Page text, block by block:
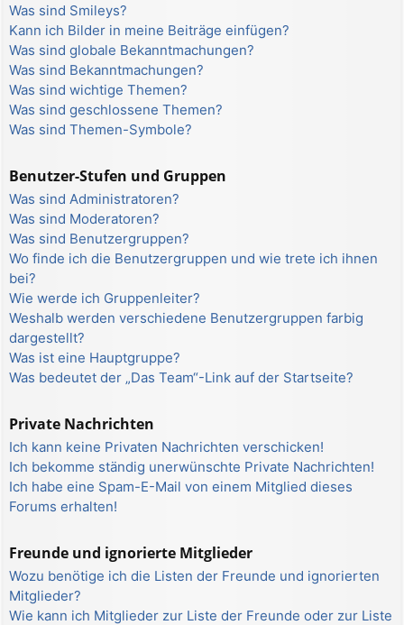
Was sind Smileys?
Kann ich Bilder in meine Beiträge einfügen?
Was sind globale Bekanntmachungen?
Was sind Bekanntmachungen?
Was sind wichtige Themen?
Was sind geschlossene Themen?
Was sind Themen-Symbole?
Benutzer-Stufen und Gruppen
Was sind Administratoren?
Was sind Moderatoren?
Was sind Benutzergruppen?
Wo finde ich die Benutzergruppen und wie trete ich ihnen
bei?
Wie werde ich Gruppenleiter?
Weshalb werden verschiedene Benutzergruppen farbig
dargestellt?
Was ist eine Hauptgruppe?
Was bedeutet der „Das Team“-Link auf der Startseite?
Private Nachrichten
Ich kann keine Privaten Nachrichten verschicken!
Ich bekomme ständig unerwünschte Private Nachrichten!
Ich habe eine Spam-E-Mail von einem Mitglied dieses
Forums erhalten!
Freunde und ignorierte Mitglieder
Wozu benötige ich die Listen der Freunde und ignorierten
Mitglieder?
Wie kann ich Mitglieder zur Liste der Freunde oder zur Liste